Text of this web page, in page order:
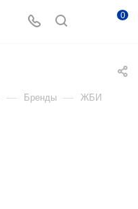
0
— Бренды — ЖБИ